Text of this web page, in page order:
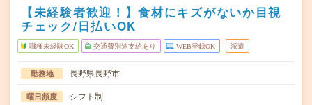
【未経験者歓迎！】食材にキズがないか目視
チェック/日払いOK
職種未経験OK 交通費別途支給あり WEB登録OK 派遣
勤務地 長野県長野市
曜日頻度 シフト制